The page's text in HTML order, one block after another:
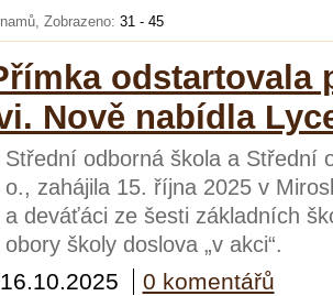
Zobrazeno: 31 - 45
odstartovala
Nově nabídla
Střední odborná škola a Střední
o., zahájila 15. října 2025 v
a deváťáci ze šesti základních
obory školy doslova „v akci“.
16.10.2025 0 komentářů